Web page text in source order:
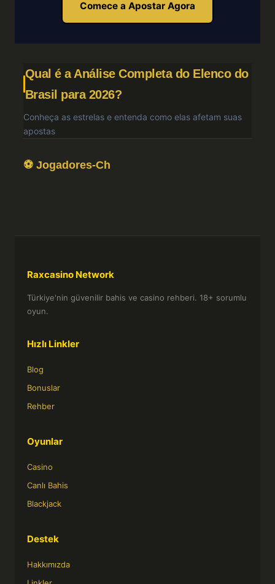
Comece a Apostar Agora
Qual é a Análise Completa do Elenco do
Brasil para 2026?
Conheça as estrelas e entenda como elas afetam suas
apostas
⚽ Jogadores-Ch
Raxcasino Network
Türkiye'nin güvenilir bahis ve casino rehberi. 18+ sorumlu
oyun.
Hızlı Linkler
Blog
Bonuslar
Rehber
Oyunlar
Casino
Canlı Bahis
Blackjack
Destek
Hakkımızda